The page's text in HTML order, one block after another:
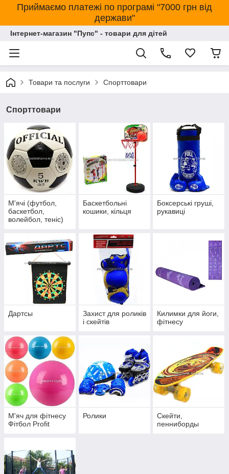
Приймаємо платежі по програмі "7000 грн від
держави"
Інтернет-магазин "Пупс" - товари для дітей
Товари та послуги Спорттовари
Спорттовари
М'ячі (футбол,
баскетбол,
волейбол, теніс)
Баскетбольні
кошики, кільця
Боксерські груші,
рукавиці
Дартсы
Захист для роликів
і скейтів
Килимки для йоги,
фітнесу
М'яч для фітнесу
Фітбол Profit
Ролики
Скейти,
пенниборды